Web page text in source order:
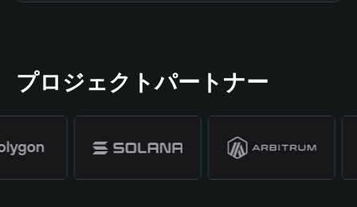
プロジェクトパートナー